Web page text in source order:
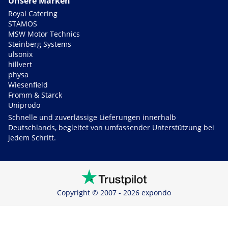
Royal Catering
STAMOS
MSW Motor Technics
Steinberg Systems
ulsonix
hillvert
physa
Wiesenfield
Fromm & Starck
Uniprodo
Schnelle und zuverlässige Lieferungen innerhalb
Deutschlands, begleitet von umfassender Unterstützung bei
jedem Schritt.
Copyright © 2007 - 2026 expondo